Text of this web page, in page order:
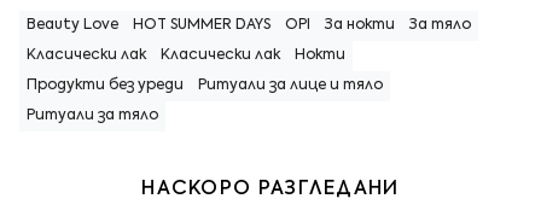
Beauty Love HOT SUMMER DAYS OPI За нокти За тяло
Класически лак Класически лак Нокти
Продукти без уреди Ритуали за лице и тяло
Ритуали за тяло
НАСКОРО РАЗГЛЕДАНИ